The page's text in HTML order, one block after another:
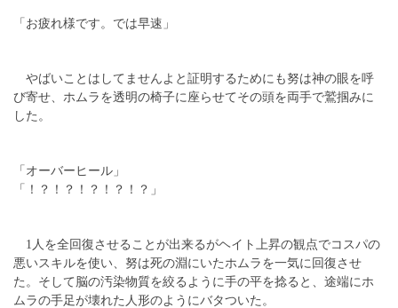
「お疲れ様です。では早速」
やばいことはしてませんよと証明するためにも努は神の眼を呼
び寄せ、ホムラを透明の椅子に座らせてその頭を両手で鷲掴みに
した。
「オーバーヒール」
「！？！？！？！？！？」
1人を全回復させることが出来るがヘイト上昇の観点でコスパの
悪いスキルを使い、努は死の淵にいたホムラを一気に回復させ
た。そして脳の汚染物質を絞るように手の平を捻ると、途端にホ
ムラの手足が壊れた人形のようにバタついた。